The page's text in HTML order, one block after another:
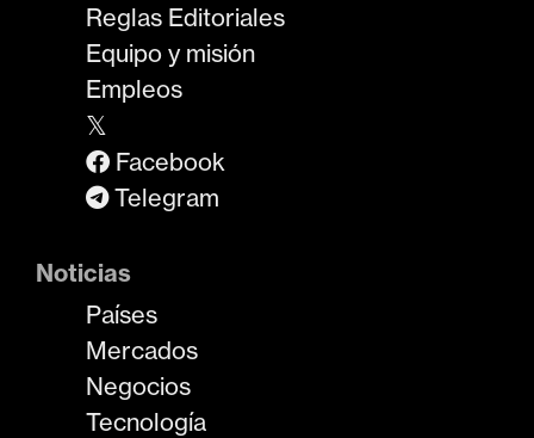
Reglas Editoriales
Equipo y misión
Empleos
𝕏
Facebook
Telegram
Noticias
Países
Mercados
Negocios
Tecnología